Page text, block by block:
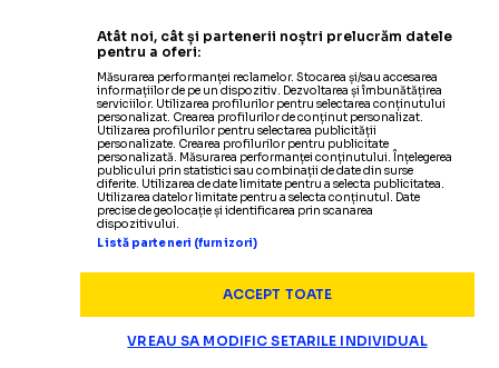
​Champions League: Barcelona
meciul serii
ARHIVA FOTBAL
Champions League, sferturi: Wolfsburg-Real,
Benfica, Barcelona-Atletico Madrid, PSG
Manchester City
VIDEO Benfica-Zenit1-0/Victorie in prelungiri
ARHIVA FOTBAL 21.03.2014
Europa League: Lyon -
cel mai interesant meci al
Citește mai mult
ARHIVA FOTBAL
Zenit a dat lovitura pe piata
transferurilor: 90 de milioane de
euro pentru Hulk (de la Porto) si
Witsel (de la Benfica)
Citește mai mult
ARHIVA FOTBAL
Cristian Sapunaru, trimis in
judecata pentru agresiune
Citește mai mult
Atât noi, cât și partenerii noștri prelucrăm datele
pentru a oferi:
Măsurarea performanței reclamelor. Stocarea și/sau accesarea
informațiilor de pe un dispozitiv. Dezvoltarea și îmbunătățirea
serviciilor. Utilizarea profilurilor pentru selectarea conținutului
personalizat. Crearea profilurilor de conținut personalizat.
Utilizarea profilurilor pentru selectarea publicității
personalizate. Crearea profilurilor pentru publicitate
personalizată. Măsurarea performanței conținutului. Înțelegerea
publicului prin statistici sau combinații de date din surse
diferite. Utilizarea de date limitate pentru a selecta publicitatea.
Utilizarea datelor limitate pentru a selecta conținutul. Date
precise de geolocație și identificarea prin scanarea
dispozitivului.
Listă parteneri (furnizori)
ACCEPT TOATE
VREAU SA MODIFIC SETARILE INDIVIDUAL